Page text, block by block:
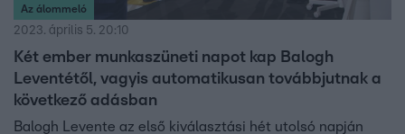
Az álommeló
2023. április 5. 20:10
Két ember munkaszüneti napot kap Balogh
Leventétől, vagyis automatikusan továbbjutnak a
következő adásban
Balogh Levente az első kiválasztási hét utolsó napján